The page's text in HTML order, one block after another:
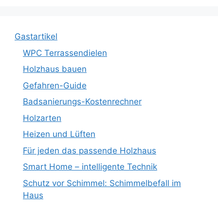
Gastartikel
WPC Terrassendielen
Holzhaus bauen
Gefahren-Guide
Badsanierungs-Kostenrechner
Holzarten
Heizen und Lüften
Für jeden das passende Holzhaus
Smart Home – intelligente Technik
Schutz vor Schimmel: Schimmelbefall im
Haus